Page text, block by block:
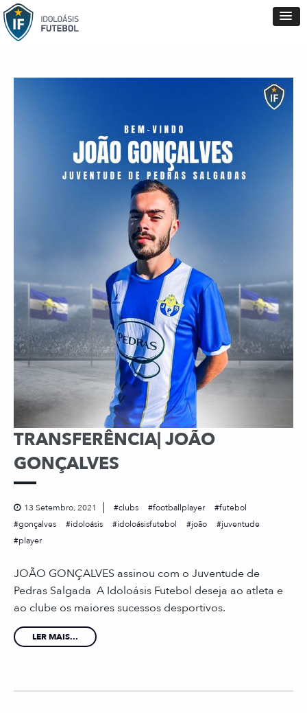
TRANSFERÊNCIA| JOÃO
GONÇALVES
13 Setembro, 2021 clubs footballplayer
futebol
gonçalves
idoloásis idoloásisfutebol joão
juventude
player
JOÃO GONÇALVES assinou com o Juventude de
Pedras Salgada A Idoloásis Futebol deseja ao atleta e
ao clube os maiores sucessos desportivos.
LER MAIS...